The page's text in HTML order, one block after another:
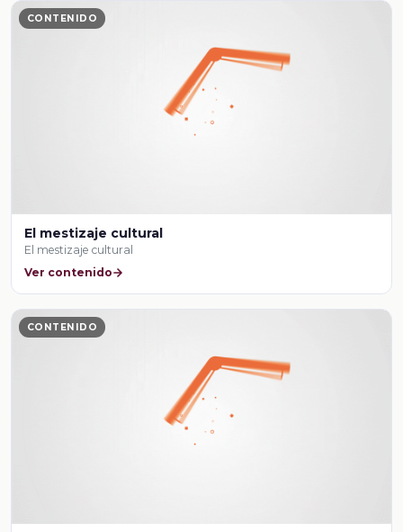
CONTENIDO
El mestizaje cultural
El mestizaje cultural
Ver contenido
CONTENIDO